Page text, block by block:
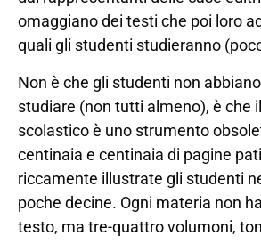
omaggiano dei testi che poi loro
quali gli studenti studieranno
Non è che gli studenti non
studiare (non tutti almeno), è che
scolastico è uno strumento
centinaia e centinaia di pagine
riccamente illustrate gli studenti
poche decine. Ogni materia non
testo, ma tre-quattro volumoni,